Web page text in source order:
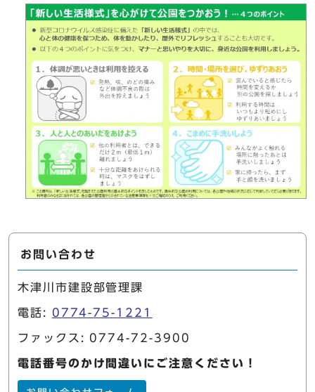
お問い合わせ
木津川市建設部管理課
電話: 0774-75-1221
ファックス: 0774-72-3900
電話番号のかけ間違いにご注意ください！